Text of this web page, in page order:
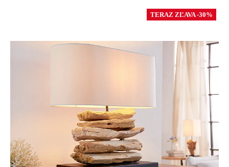
TERAZ ZĽAVA -30%